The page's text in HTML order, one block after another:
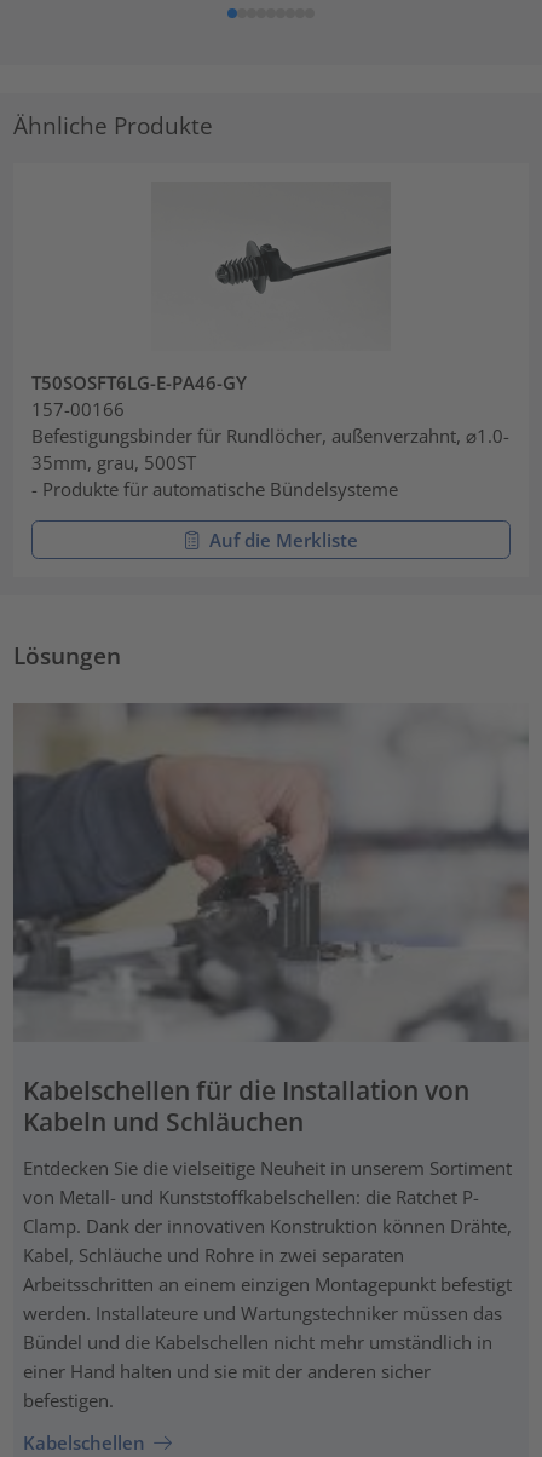
Ähnliche Produkte
T50SOSFT6LG-E-PA46-GY
157-00166
Befestigungsbinder für Rundlöcher, außenverzahnt, ⌀1.0-
35mm, grau, 500ST
- Produkte für automatische Bündelsysteme
Auf die Merkliste
Lösungen
Kabelschellen für die Installation von
Kabeln und Schläuchen
Entdecken Sie die vielseitige Neuheit in unserem Sortiment
von Metall- und Kunststoffkabelschellen: die Ratchet P-
Clamp. Dank der innovativen Konstruktion können Drähte,
Kabel, Schläuche und Rohre in zwei separaten
Arbeitsschritten an einem einzigen Montagepunkt befestigt
werden. Installateure und Wartungstechniker müssen das
Bündel und die Kabelschellen nicht mehr umständlich in
einer Hand halten und sie mit der anderen sicher
befestigen.
Kabelschellen